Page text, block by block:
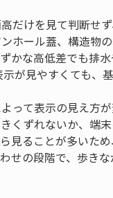
だけを見て判断せ
ホール蓋、構造物
かな高低差でも排
が見やすくても、
って表示の見え方
くずれないか、端
見ることが多いた
せの段階で、歩き